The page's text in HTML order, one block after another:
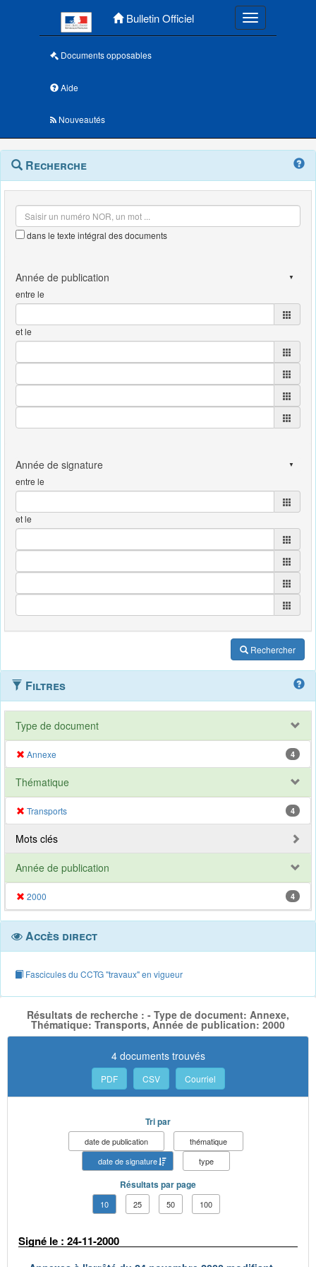
Bulletin Officiel Toggle
Documents opposables
Aide
Nouveautés
Navigation
outils
Menu
contextuel
Recherche
dans le texte intégral des documents
entre le
et le
entre le
et le
Rechercher
Filtres
Type de document
Annexe 4
Thématique
Transports 4
Mots clés
Année de publication
2000 4
Accès direct
Fascicules du CCTG "travaux" en vigueur
Résultats de recherche : - Type de document: Annexe,
Thématique: Transports, Année de publication: 2000
4 documents trouvés
PDF CSV Courriel
Tri par
date de publication
thématique
date de signature
type
Résultats par page
10 25 50 100
Signé le : 24-11-2000